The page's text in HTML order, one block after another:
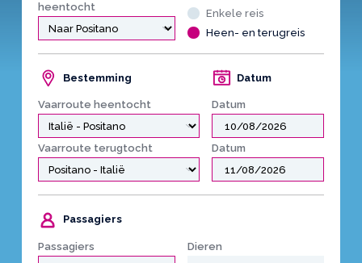
heentocht
Enkele reis
Heen- en terugreis
Bestemming
Vaarroute heentocht
Datum
Datum
Vaarroute terugtocht Datum
Passagiers
Passagiers Dieren